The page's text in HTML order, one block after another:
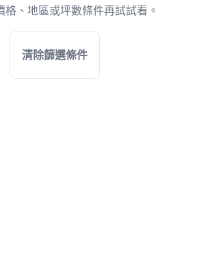
格、地區或坪數條件再試試看。
清除篩選條件